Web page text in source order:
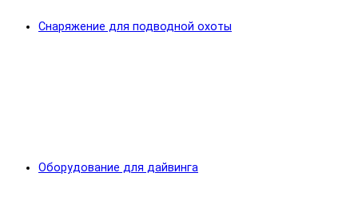
Снаряжение для подводной охоты
Оборудование для дайвинга